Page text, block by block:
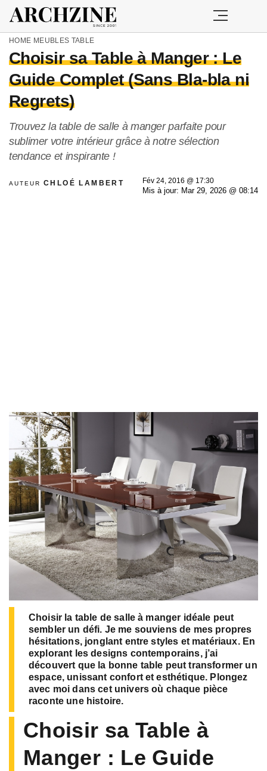
HOME MEUBLES TABLE
Choisir sa Table à Manger : Le
Guide Complet (Sans Bla-bla ni
Regrets)
Trouvez la table de salle à manger parfaite pour
sublimer votre intérieur grâce à notre sélection
tendance et inspirante !
AUTEUR CHLOÉ LAMBERT
Fév 24, 2016 @ 17:30
Mis à jour: Mar 29, 2026 @ 08:14
Choisir la table de salle à manger idéale peut
sembler un défi. Je me souviens de mes propres
hésitations, jonglant entre styles et matériaux. En
explorant les designs contemporains, j’ai
découvert que la bonne table peut transformer un
espace, unissant confort et esthétique. Plongez
avec moi dans cet univers où chaque pièce
raconte une histoire.
Choisir sa Table à
Manger : Le Guide